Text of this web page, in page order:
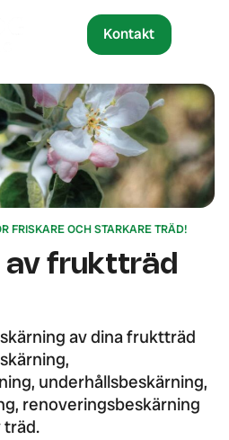
Kontakt
FRISKARE OCH STARKARE TRÄD!
av fruktträd
av dina fruktträd
underhållsbeskärning,
renoveringsbeskärning
träd.